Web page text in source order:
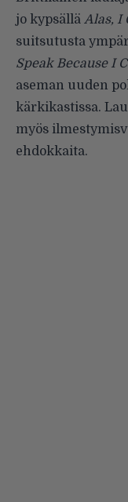
jo kypsällä Alas, I
suitsutusta
Speak Because I
aseman uuden
kärkikastissa.
myös
ehdokkaita.